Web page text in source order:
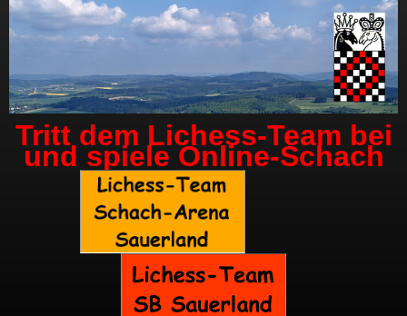
Tritt dem Lichess-Team bei
und spiele Online-Schach